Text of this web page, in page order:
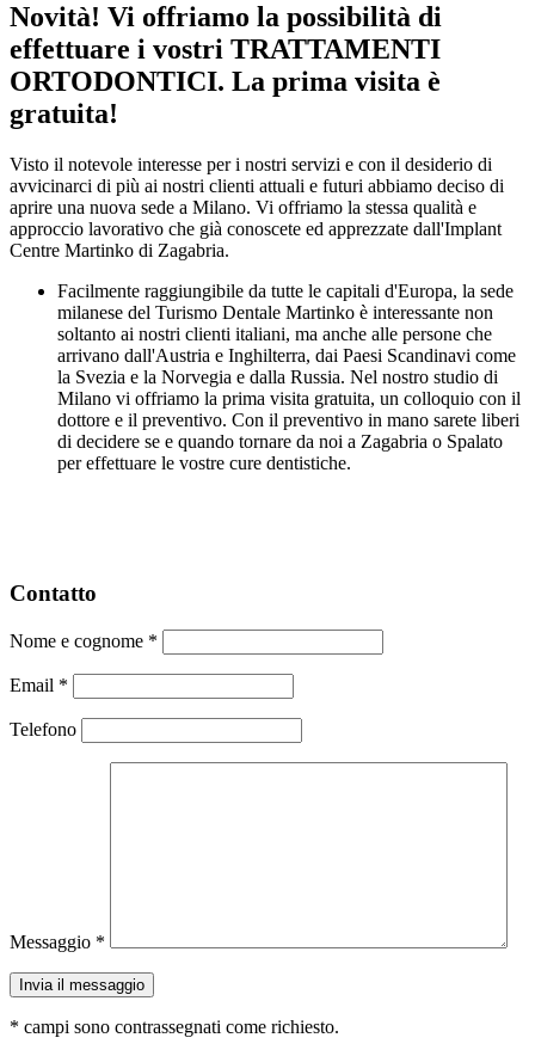
Novità! Vi offriamo la possibilità di
effettuare i vostri TRATTAMENTI
ORTODONTICI. La prima visita è
gratuita!
Visto il notevole interesse per i nostri servizi e con il desiderio di
avvicinarci di più ai nostri clienti attuali e futuri abbiamo deciso di
aprire una nuova sede a Milano. Vi offriamo la stessa qualità e
approccio lavorativo che già conoscete ed apprezzate dall'Implant
Centre Martinko di Zagabria.
Facilmente raggiungibile da tutte le capitali d'Europa, la sede
milanese del Turismo Dentale Martinko è interessante non
soltanto ai nostri clienti italiani, ma anche alle persone che
arrivano dall'Austria e Inghilterra, dai Paesi Scandinavi come
la Svezia e la Norvegia e dalla Russia. Nel nostro studio di
Milano vi offriamo la prima visita gratuita, un colloquio con il
dottore e il preventivo. Con il preventivo in mano sarete liberi
di decidere se e quando tornare da noi a Zagabria o Spalato
per effettuare le vostre cure dentistiche.
Contatto
Nome e cognome *
Email *
Telefono
Messaggio *
Invia il messaggio
* campi sono contrassegnati come richiesto.